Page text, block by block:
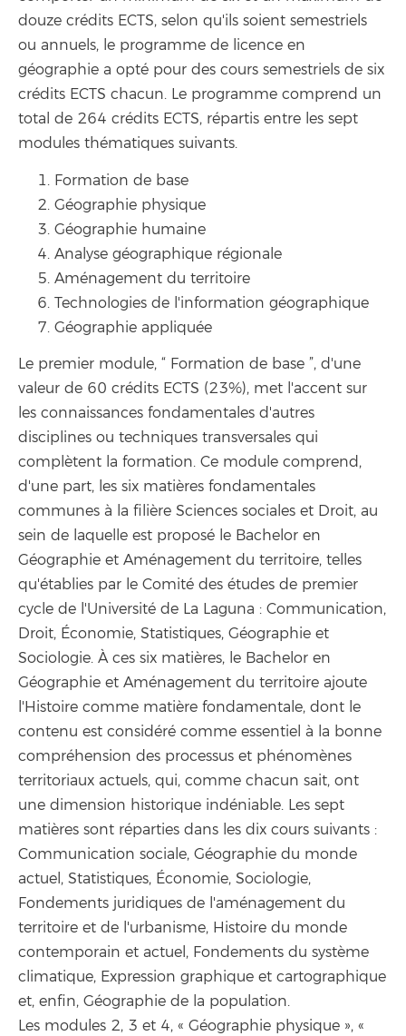
douze crédits ECTS, selon qu'ils soient semestriels
ou annuels, le programme de licence en
géographie a opté pour des cours semestriels de six
crédits ECTS chacun. Le programme comprend un
total de 264 crédits ECTS, répartis entre les sept
modules thématiques suivants.
Formation de base
Géographie physique
Géographie humaine
Analyse géographique régionale
Aménagement du territoire
Technologies de l'information géographique
Géographie appliquée
Le premier module, “ Formation de base ”, d'une
valeur de 60 crédits ECTS (23%), met l'accent sur
les connaissances fondamentales d'autres
disciplines ou techniques transversales qui
complètent la formation. Ce module comprend,
d'une part, les six matières fondamentales
communes à la filière Sciences sociales et Droit, au
sein de laquelle est proposé le Bachelor en
Géographie et Aménagement du territoire, telles
qu'établies par le Comité des études de premier
cycle de l'Université de La Laguna : Communication,
Droit, Économie, Statistiques, Géographie et
Sociologie. À ces six matières, le Bachelor en
Géographie et Aménagement du territoire ajoute
l'Histoire comme matière fondamentale, dont le
contenu est considéré comme essentiel à la bonne
compréhension des processus et phénomènes
territoriaux actuels, qui, comme chacun sait, ont
une dimension historique indéniable. Les sept
matières sont réparties dans les dix cours suivants :
Communication sociale, Géographie du monde
actuel, Statistiques, Économie, Sociologie,
Fondements juridiques de l'aménagement du
territoire et de l'urbanisme, Histoire du monde
contemporain et actuel, Fondements du système
climatique, Expression graphique et cartographique
et, enfin, Géographie de la population.
Les modules 2, 3 et 4, « Géographie physique », «